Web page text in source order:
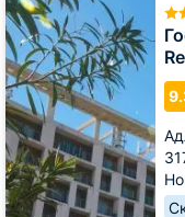
комплекс
Bridge
Resort